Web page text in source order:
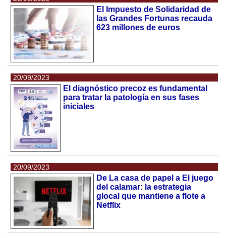
El Impuesto de Solidaridad de
las Grandes Fortunas recauda
623 millones de euros
20/09/2023
El diagnóstico precoz es fundamental
para tratar la patología en sus fases
iniciales
20/09/2023
De La casa de papel a El juego
del calamar: la estrategia
glocal que mantiene a flote a
Netflix